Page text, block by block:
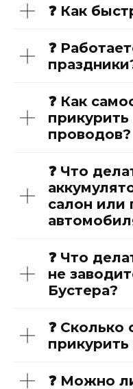
❓ Как
❓
❓ Как
проводов?
❓ Что
салон или
❓ Что
не
Бустера?
❓ Сколько
❓ Можно